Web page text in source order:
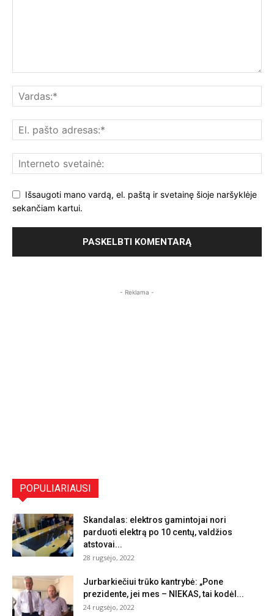
Išsaugoti mano vardą, el. paštą ir svetainę šioje naršyklėje
sekančiam kartui.
- Reklama -
POPULIARIAUSI
Skandalas: elektros gamintojai nori
parduoti elektrą po 10 centų, valdžios
atstovai...
28 rugsėjo, 2022
Jurbarkiečiui trūko kantrybė: „Pone
prezidente, jei mes – NIEKAS, tai kodėl...
24 rugsėjo, 2022